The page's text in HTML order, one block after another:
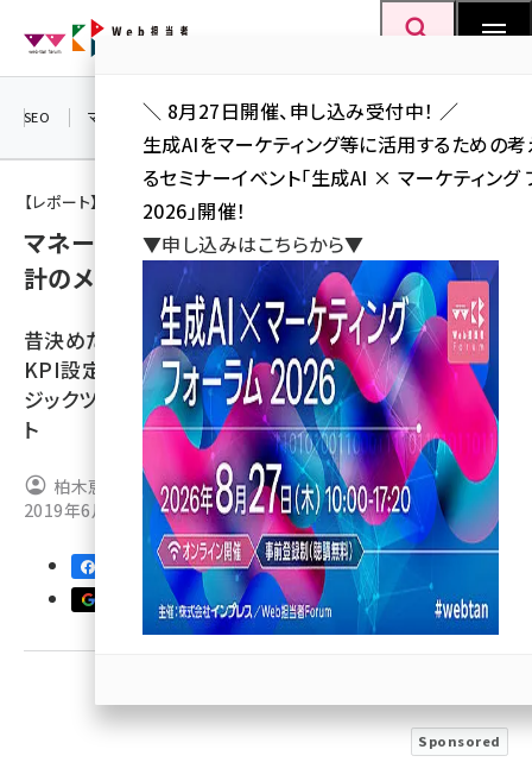
ン
seo (3524)
ai (2804)
youtube (2431)
note (2312)
セミナー (2306)
z世代 (1622)
meo (1275)
llmo (1163)
SEO マーケティング／広告 AI SNS アクセス解析／データ分析
【レポート】Web担当者Forumミーティング 2019 Spring
マネージャーが知っておくべき本質的なKPI設
計のメソッドとは？
昔決めたKPIをなんとなく使い続けていませんか？
KPI設定の基本からKPIを決めるための3種類のロ
ジックツリーまで解説。Web担2019春セミナーレポー
ト
柏木恵子
2019年6月6日 7:00
54
優先するニュース提供元に追加
Sponsored
＼ 8月27日開催、申し込み受付中！ ／
生成AIをマーケティング等に活用するための
るセミナーイベント「生成AI × マーケティング
2026」開催！
▼申し込みはこちらから▼